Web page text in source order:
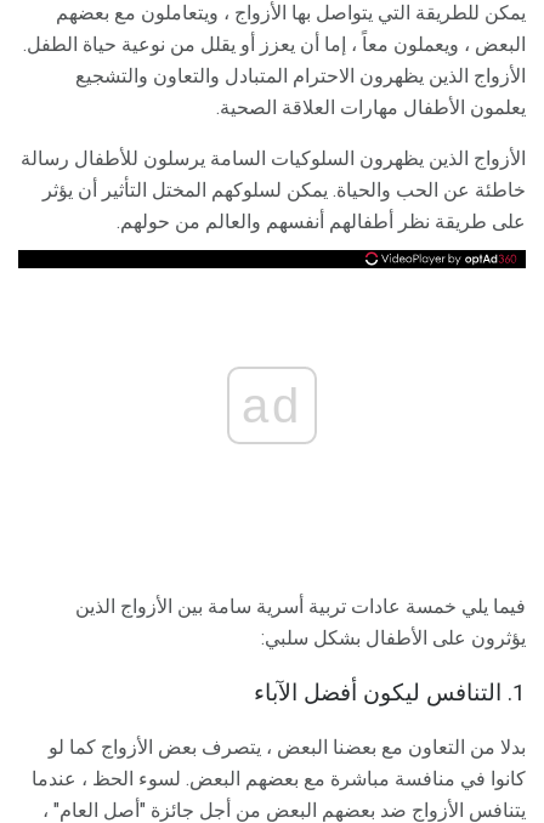
يمكن للطريقة التي يتواصل بها الأزواج ، ويتعاملون مع بعضهم
البعض ، ويعملون معاً ، إما أن يعزز أو يقلل من نوعية حياة الطفل.
الأزواج الذين يظهرون الاحترام المتبادل والتعاون والتشجيع
يعلمون الأطفال مهارات العلاقة الصحية.
الأزواج الذين يظهرون السلوكيات السامة يرسلون للأطفال رسالة
خاطئة عن الحب والحياة. يمكن لسلوكهم المختل التأثير أن يؤثر
على طريقة نظر أطفالهم أنفسهم والعالم من حولهم.
ad
فيما يلي خمسة عادات تربية أسرية سامة بين الأزواج الذين
يؤثرون على الأطفال بشكل سلبي:
1. التنافس ليكون أفضل الآباء
بدلا من التعاون مع بعضنا البعض ، يتصرف بعض الأزواج كما لو
كانوا في منافسة مباشرة مع بعضهم البعض. لسوء الحظ ، عندما
يتنافس الأزواج ضد بعضهم البعض من أجل جائزة "أصل العام" ،